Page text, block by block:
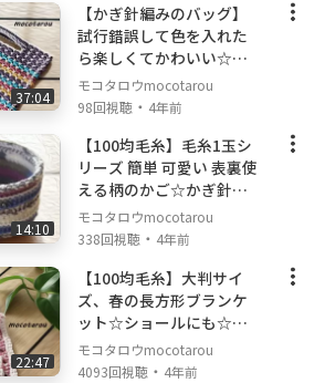
37:04
【かぎ針編みのバッグ】
試行錯誤して色を入れた
ら楽しくてかわいい☆か
ぎ針編み方 編み物☆
モコタロウmocotarou
98回視聴 ・ 4年前
14:10
【100均毛糸】毛糸1玉シ
リーズ 簡単 可愛い 表裏使
える柄のかご☆かぎ針編
み方 編み物☆
モコタロウmocotarou
338回視聴 ・ 4年前
22:47
【100均毛糸】大判サイ
ズ、春の長方形ブランケ
ット☆ショールにも☆か
ぎ針編み方 編み物☆
モコタロウmocotarou
4093回視聴 ・ 4年前